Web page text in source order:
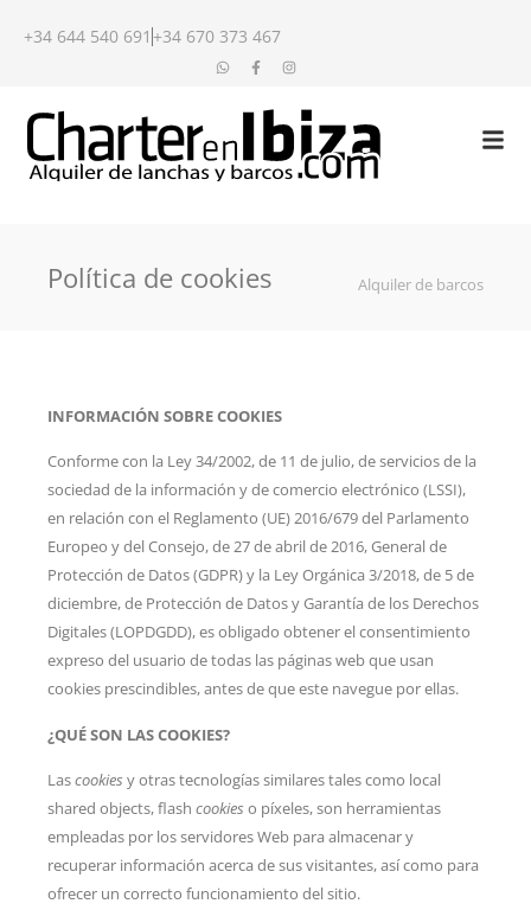
+34 644 540 691 +34 670 373 467
Política de cookies Alquiler de barcos
INFORMACIÓN SOBRE COOKIES
Conforme con la Ley 34/2002, de 11 de julio, de servicios de la
sociedad de la información y de comercio electrónico (LSSI),
en relación con el Reglamento (UE) 2016/679 del Parlamento
Europeo y del Consejo, de 27 de abril de 2016, General de
Protección de Datos (GDPR) y la Ley Orgánica 3/2018, de 5 de
diciembre, de Protección de Datos y Garantía de los Derechos
Digitales (LOPDGDD), es obligado obtener el consentimiento
expreso del usuario de todas las páginas web que usan
cookies prescindibles, antes de que este navegue por ellas.
¿QUÉ SON LAS COOKIES?
Lascookies y otras tecnologías similares tales como local
shared objects, flash cookies o píxeles, son herramientas
empleadas por los servidores Web para almacenar y
recuperar información acerca de sus visitantes, así como para
ofrecer un correcto funcionamiento del sitio.